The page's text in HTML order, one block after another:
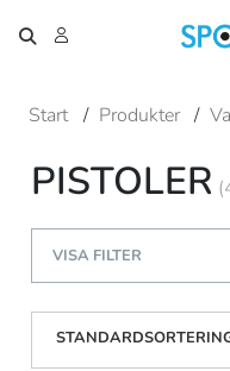
Start / Produkter /
PISTOLER
VISA FILTER